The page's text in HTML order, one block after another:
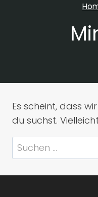
Es scheint, dass
du suchst.
Suchen
nach: